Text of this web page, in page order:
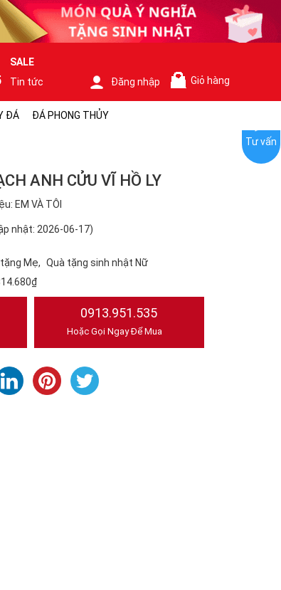
SALE
Tin tức
Đăng nhập Giỏ hàng
ĐÁ ĐÁ PHONG THỦY
ANH CỬU VĨ HỒ LY
EM VÀ TÔI
nhật: 2026-06-17)
Mẹ
Quà tặng sinh nhật Nữ
0913.951.535
Hoặc Gọi Ngay Để Mua
Tư vấn